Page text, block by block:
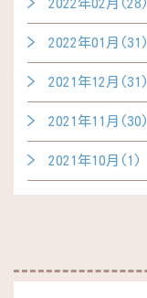
2022年02月(28)
2022年01月(31)
2021年12月(31)
2021年11月(30)
2021年10月(1)